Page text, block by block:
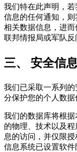
我们特在此声明，
信息的任何通知，
相关数据信息，进而
联邦情报局或军队反
三、 安全信息
我们已采取一系列
分保护您的个人数据
我们的数据库将根
的物理、技术以及
息的访问，并仅限
信息系统已设置软